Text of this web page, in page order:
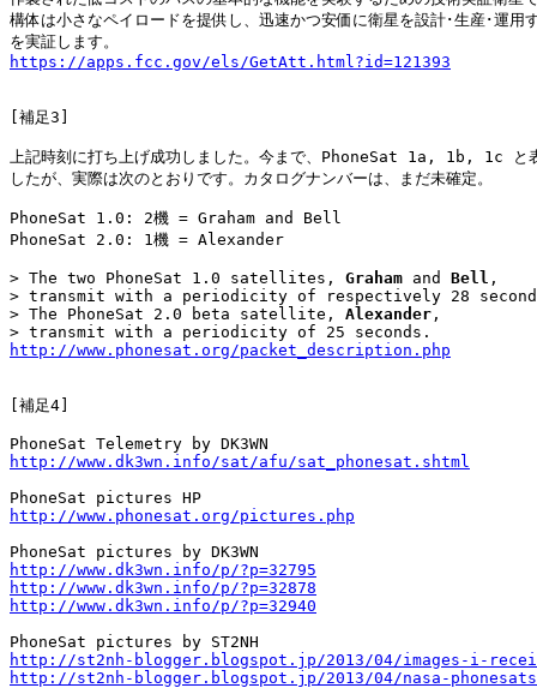
構体は小さなペイロードを提供し、迅速かつ安価に衛星を設計･生産･運用
https://apps.fcc.gov/els/GetAtt.html?id=121393
[補足3]
上記時刻に打ち上げ成功しました。今まで、PhoneSat 1a, 1b, 1c と
したが、実際は次のとおりです。カタログナンバーは、まだ未確定。
PhoneSat 1.0: 2機 = Graham and Bell
PhoneSat 2.0: 1機 = Alexander
> The two PhoneSat 1.0 satellites, Graham and Bell ,
> transmit with a periodicity of respectively 28
> The PhoneSat 2.0 beta satellite, Alexander ,
http://www.phonesat.org/packet_description.php
[補足4]
http://www.dk3wn.info/sat/afu/sat_phonesat.shtml
http://www.phonesat.org/pictures.php
http://www.dk3wn.info/p/?p=32795
http://www.dk3wn.info/p/?p=32878
http://www.dk3wn.info/p/?p=32940
http://st2nh-blogger.blogspot.jp/2013/04/images-i-
http://st2nh-blogger.blogspot.jp/2013/04/nasa-